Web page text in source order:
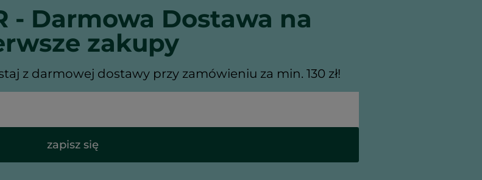
- Darmowa Dostawa na
zakupy
z darmowej dostawy przy zamówieniu za min. 130 zł!
zapisz się